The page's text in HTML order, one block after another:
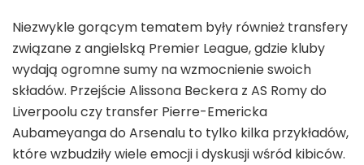
Niezwykle gorącym tematem były również transfery
związane z angielską Premier League, gdzie kluby
wydają ogromne sumy na wzmocnienie swoich
składów. Przejście Alissona Beckera z AS Romy do
Liverpoolu czy transfer Pierre-Emericka
Aubameyanga do Arsenalu to tylko kilka przykładów,
które wzbudziły wiele emocji i dyskusji wśród kibiców.